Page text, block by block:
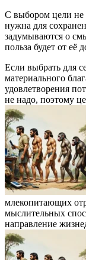
С выбором цели не
нужна для
задумываются о
польза будет от её
Если выбрать для
материального
удовлетворения
не надо, поэтому
млекопитающих
мыслительных
направление